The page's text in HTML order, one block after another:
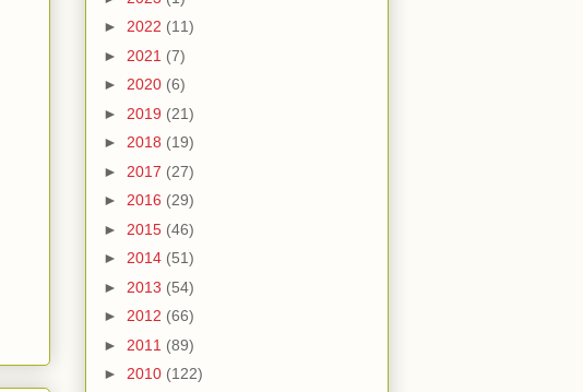
► 2022 (11)
► 2021 (7)
► 2020 (6)
► 2019 (21)
► 2018 (19)
► 2017 (27)
► 2016 (29)
► 2015 (46)
► 2014 (51)
► 2013 (54)
► 2012 (66)
► 2011 (89)
► 2010 (122)